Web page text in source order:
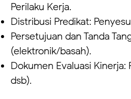
Perilaku Kerja.
Distribusi Predikat:
Persetujuan dan Tanda
(elektronik/basah).
Dokumen Evaluasi
dsb).